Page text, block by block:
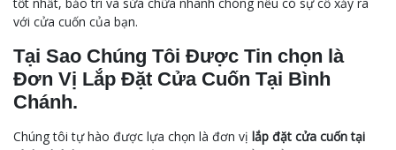
với cửa cuốn của bạn.
Tại Sao Chúng Tôi Được Tin chọn là
Đơn Vị Lắp Đặt Cửa Cuốn Tại Bình
Chánh.
Chúng tôi tự hào được lựa chọn là đơn vị lắp đặt cửa cuốn tại